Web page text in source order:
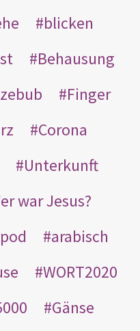
blicken
Behausung
Finger
Corona
Unterkunft
war Jesus?
arabisch
WORT2020
Gänse